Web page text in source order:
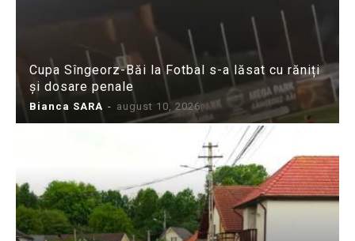
Cupa Sîngeorz-Băi la Fotbal s-a lăsat cu răniți
și dosare penale
Bianca SARA - august 10, 2026